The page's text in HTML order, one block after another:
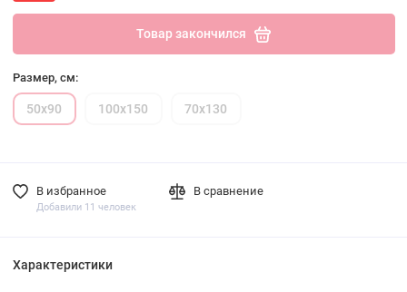
Товар закончился
Размер, см:
50х90 100х150 70х130
В избранное
Добавили 11 человек
В сравнение
Характеристики